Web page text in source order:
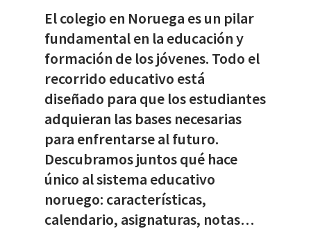
El colegio en Noruega es un pilar
fundamental en la educación y
formación de los jóvenes. Todo el
recorrido educativo está
diseñado para que los estudiantes
adquieran las bases necesarias
para enfrentarse al futuro.
Descubramos juntos qué hace
único al sistema educativo
noruego: características,
calendario, asignaturas, notas…